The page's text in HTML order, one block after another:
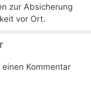
zur Absicherung
vor Ort.
einen Kommentar